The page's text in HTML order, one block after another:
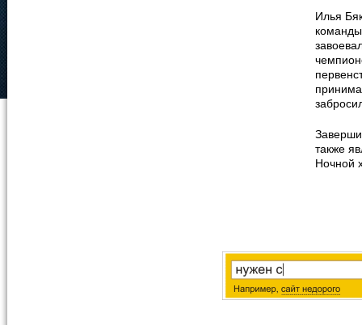
Илья
также
Ночной